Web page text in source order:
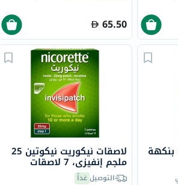
65.50
بنكهة لاصقات نيكوريت نيكوتين 25
ملجم إنفيزي، 7 لاصقات
التوصيلغداً